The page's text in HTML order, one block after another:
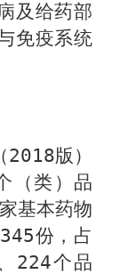
及给药部
免疫系统
2018版）
（类）品
基本药物
份，占
224个品